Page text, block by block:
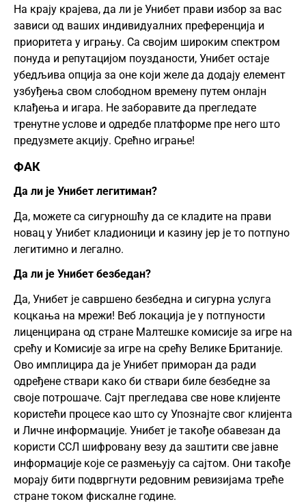
На крају крајева, да ли је Унибет прави избор за вас
зависи од ваших индивидуалних преференција и
приоритета у игрању. Са својим широким спектром
понуда и репутацијом поузданости, Унибет остаје
убедљива опција за оне који желе да додају елемент
узбуђења свом слободном времену путем онлајн
клађења и игара. Не заборавите да прегледате
тренутне услове и одредбе платформе пре него што
предузмете акцију. Срећно играње!
ФАК
Да ли је Унибет легитиман?
Да, можете са сигурношћу да се кладите на прави
новац у Унибет кладионици и казину јер је то потпуно
легитимно и легално.
Да ли је Унибет безбедан?
Да, Унибет је савршено безбедна и сигурна услуга
коцкања на мрежи! Веб локација је у потпуности
лиценцирана од стране Малтешке комисије за игре на
срећу и Комисије за игре на срећу Велике Британије.
Ово имплицира да је Унибет приморан да ради
одређене ствари како би ствари биле безбедне за
своје потрошаче. Сајт прегледава све нове клијенте
користећи процесе као што су Упознајте свог клијента
и Личне информације. Унибет је такође обавезан да
користи ССЛ шифровану везу да заштити све јавне
информације које се размењују са сајтом. Они такође
морају бити подвргнути редовним ревизијама треће
стране током фискалне године.